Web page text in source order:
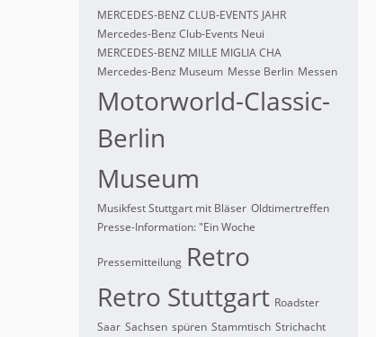
MERCEDES-BENZ CLUB-EVENTS JAHR
Mercedes-Benz Club-Events Neui
MERCEDES-BENZ MILLE MIGLIA CHA
Mercedes-Benz Museum Messe Berlin Messen
Motorworld-Classic-
Berlin
Museum
Musikfest Stuttgart mit Bläser Oldtimertreffen
Presse-Information: "Ein Woche
Pressemitteilung Retro
Retro Stuttgart Roadster
Saar Sachsen spüren Stammtisch Strichacht